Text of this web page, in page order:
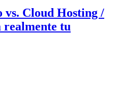
Cloud Hosting /
realmente tu